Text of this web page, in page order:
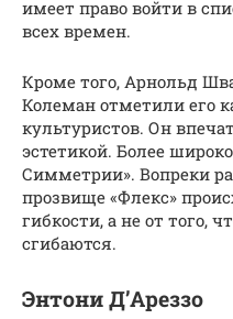
имеет право войти в
всех времен.
Кроме того, Арнольд
Колеман отметили его
культуристов. Он
эстетикой. Более
Симметрии». Вопреки
прозвище «Флекс»
гибкости, а не от того,
сгибаются.
Энтони Д’Ареззо